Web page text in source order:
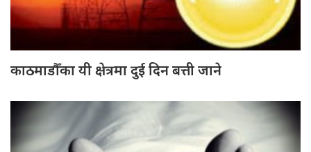
काठमाडौँका यी क्षेत्रमा दुई दिन बत्ती जाने